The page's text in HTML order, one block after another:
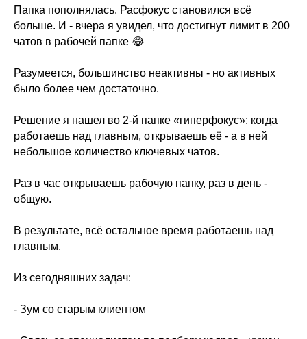
Папка пополнялась. Расфокус становился всё
больше. И - вчера я увидел, что достигнут лимит в 200
чатов в рабочей папке 😂
Разумеется, большинство неактивны - но активных
было более чем достаточно.
Решение я нашел во 2-й папке «гиперфокус»: когда
работаешь над главным, открываешь её - а в ней
небольшое количество ключевых чатов.
Раз в час открываешь рабочую папку, раз в день -
общую.
В результате, всё остальное время работаешь над
главным.
Из сегодняшних задач:
- Зум со старым клиентом